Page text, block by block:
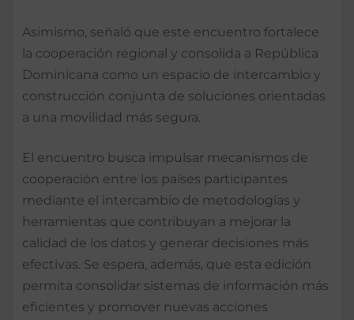
Asimismo, señaló que este encuentro fortalece
la cooperación regional y consolida a República
Dominicana como un espacio de intercambio y
construcción conjunta de soluciones orientadas
a una movilidad más segura.
El encuentro busca impulsar mecanismos de
cooperación entre los países participantes
mediante el intercambio de metodologías y
herramientas que contribuyan a mejorar la
calidad de los datos y generar decisiones más
efectivas. Se espera, además, que esta edición
permita consolidar sistemas de información más
eficientes y promover nuevas acciones